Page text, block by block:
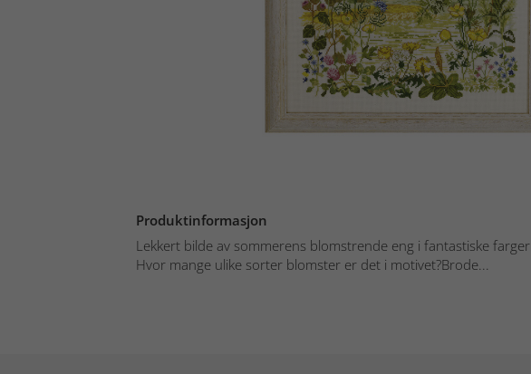
Produktinformasjon
Lekkert bilde av sommerens blomstrende eng i fantastiske farger.
Hvor mange ulike sorter blomster er det i motivet?Brode...